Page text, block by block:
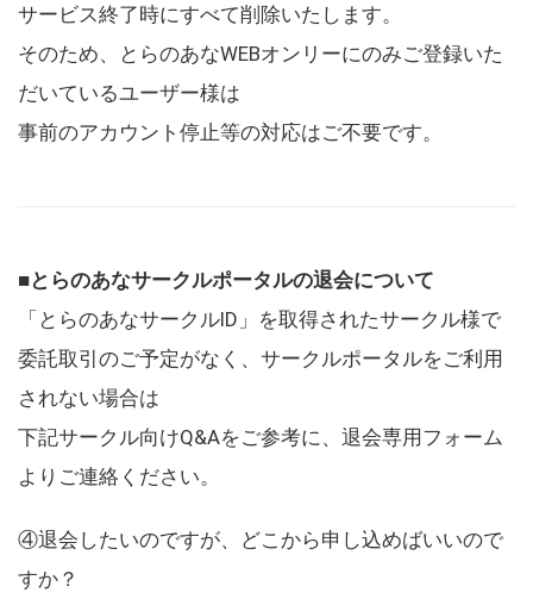
サービス終了時にすべて削除いたします。
そのため、とらのあなWEBオンリーにのみご登録いた
だいているユーザー様は
事前のアカウント停止等の対応はご不要です。
■とらのあなサークルポータルの退会について
「とらのあなサークルID」を取得されたサークル様で
委託取引のご予定がなく、サークルポータルをご利用
されない場合は
下記サークル向けQ&Aをご参考に、退会専用フォーム
よりご連絡ください。
④退会したいのですが、どこから申し込めばいいので
すか？